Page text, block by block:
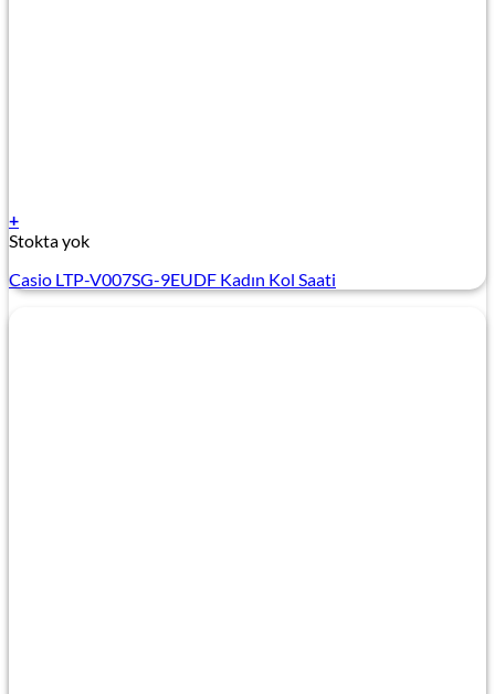
+
Stokta yok
Casio LTP-V007SG-9EUDF Kadın Kol Saati